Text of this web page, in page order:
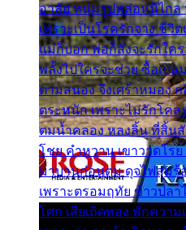
อาลัย หนุ่มรูปหล่อหนีไกล
เพราะเป็นโรครักจาง ชีวิ
แม่ก็บอก พ่อก็สั่งจะรักใค
พลั้งไปใครจะช่วย ซื้อเปล
ตามสนอง จึงเศร้าหมอง
ตระหนัก เพราะไม่รักโค
ตมน้ำคลอง หลงลิ้น ที่สิ้นสั
โชย คำหวาน เขาวาดโร
มาบานก่อนตูม ดุจไฟสุมร้
เพราะตรอมฤทัย ข้าวปลา
โศก เสียเถิดทอง พักความ